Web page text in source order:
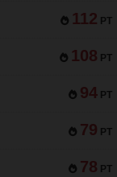
112 PT
108 PT
94 PT
79 PT
78 PT